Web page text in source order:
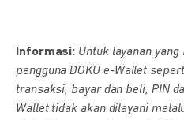
Informasi: Untuk layanan
pengguna DOKU e-Wallet
transaksi, bayar dan beli, PIN
Wallet tidak akan dilayani